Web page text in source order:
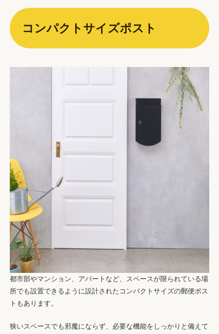
コンパクトサイズポスト
都市部やマンション、アパートなど、スペースが限られている場
所でも設置できるように設計されたコンパクトサイズの郵便ポス
トもあります。
狭いスペースでも邪魔にならず、必要な機能をしっかりと備えて